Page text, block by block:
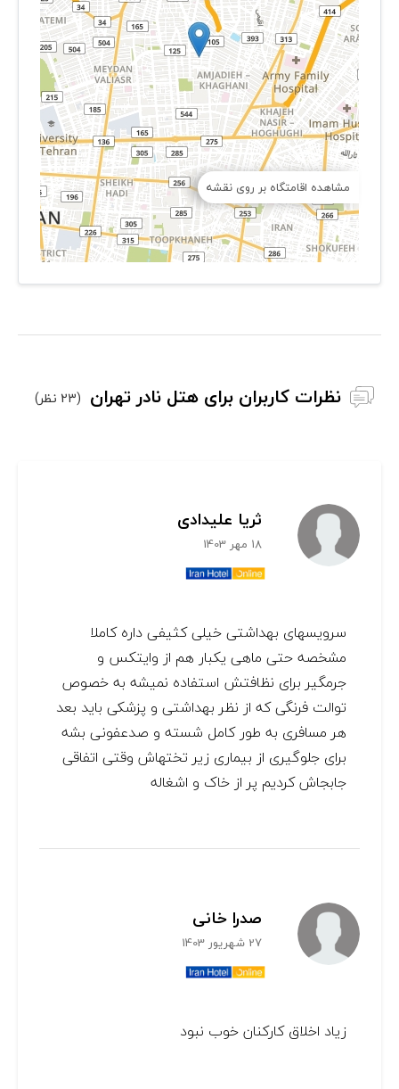
مشاهده اقامتگاه بر روی نقشه
نظرات کاربران برای هتل نادر تهران (23 نظر)
ثریا علیدادی
18 مهر 1403
سرویسهای بهداشتی خیلی کثیفی داره کاملا
مشخصه حتی ماهی یکبار هم از وایتکس و
جرمگیر برای نظافتش استفاده نمیشه به خصوص
توالت فرنگی که از نظر بهداشتی و پزشکی باید بعد
هر مسافری به طور کامل شسته و صدعفونی بشه
برای جلوگیری از بیماری زیر تختهاش وقتی اتفاقی
جابجاش کردیم‌ پر از خاک و اشغاله
صدرا خانی
27 شهریور 1403
زیاد اخلاق کارکنان خوب نبود